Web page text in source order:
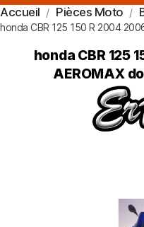
Accueil Pièces Moto
honda CBR 125 150 R 2004
honda CBR 125
AEROMAX